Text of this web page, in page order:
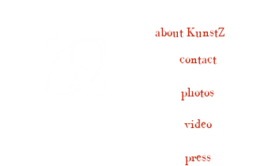
contact
about KunstZ
press
photos
video